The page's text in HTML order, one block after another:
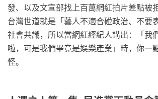
發、以及文宣部找上百萬網紅拍片差點被
台灣世道就是「藝人不適合碰政治、不要
社會共識，所以當網紅經紀人講出：「我
啦，可是我們畢竟是娛樂產業」時，你一
怪。